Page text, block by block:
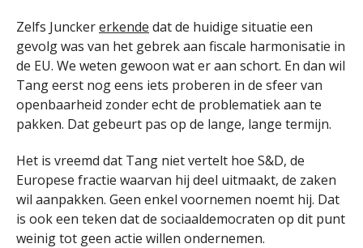
Zelfs Junckererkende dat de huidige situatie een
gevolg was van het gebrek aan fiscale harmonisatie in
de EU. We weten gewoon wat er aan schort. En dan wil
Tang eerst nog eens iets proberen in de sfeer van
openbaarheid zonder echt de problematiek aan te
pakken. Dat gebeurt pas op de lange, lange termijn.
Het is vreemd dat Tang niet vertelt hoe S&D, de
Europese fractie waarvan hij deel uitmaakt, de zaken
wil aanpakken. Geen enkel voornemen noemt hij. Dat
is ook een teken dat de sociaaldemocraten op dit punt
weinig tot geen actie willen ondernemen.